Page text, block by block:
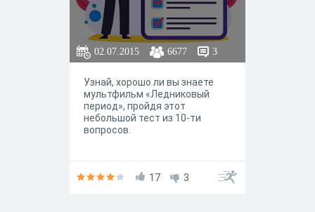
02.07.2015 6677 3
Узнай, хорошо ли вы знаете
мультфильм «Ледниковый
период», пройдя этот
небольшой тест из 10-ти
вопросов.
17 3